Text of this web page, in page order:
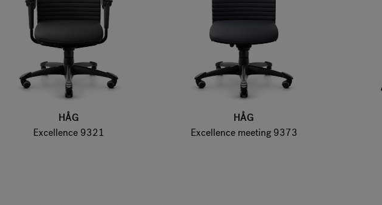
HÅG
Excellence 9321
HÅG
Excellence meeting 9373